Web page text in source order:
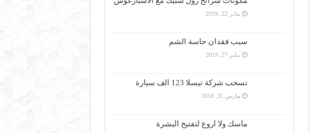
يناير 22, 2019
سبب فقدان حاسة الشم
يناير 27, 2019
تسحب شركة تيسلا 123 الف سيارة
مارس 31, 2018
ماسك ولا اروع لتفتيح البشرة